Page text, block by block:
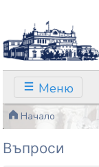
Меню
Начало
Въпроси